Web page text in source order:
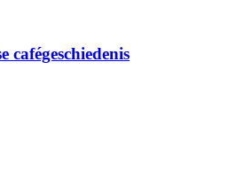
cafégeschiedenis